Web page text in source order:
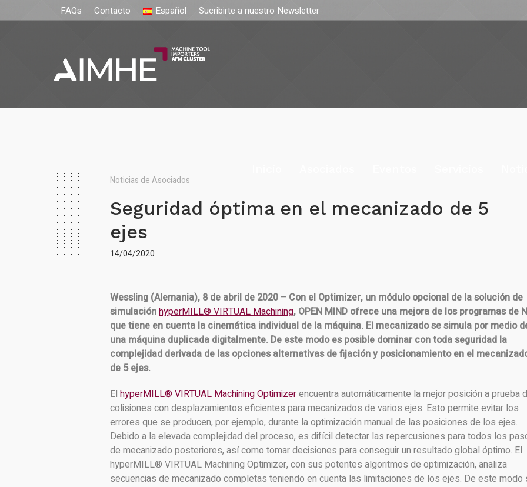
FAQs Contacto Español Sucribirte a nuestro Newsletter
Noticias de Asociados
Seguridad óptima en el mecanizado de 5
ejes
14/04/2020
Wessling (Alemania), 8 de abril de 2020 – Con el Optimizer, un módulo opcional de la solución de
simulaciónhyperMILL® VIRTUAL Machining, OPEN MIND ofrece una mejora de los programas de
que tiene en cuenta la cinemática individual de la máquina. El mecanizado se simula por medio
una máquina duplicada digitalmente. De este modo es posible dominar con toda seguridad la
complejidad derivada de las opciones alternativas de fijación y posicionamiento en el
de 5 ejes.
ElhyperMILL® VIRTUAL Machining Optimizerencuentra automáticamente la mejor posición a prueba
colisiones con desplazamientos eficientes para mecanizados de varios ejes. Esto permite evitar los
errores que se producen, por ejemplo, durante la optimización manual de las posiciones de los ejes.
Debido a la elevada complejidad del proceso, es difícil detectar las repercusiones para todos los
de mecanizado posteriores, así como tomar decisiones para conseguir un resultado global óptimo. El
hyperMILL® VIRTUAL Machining Optimizer, con sus potentes algoritmos de optimización, analiza
secuencias de mecanizado completas teniendo en cuenta las limitaciones de los ejes. De este modo